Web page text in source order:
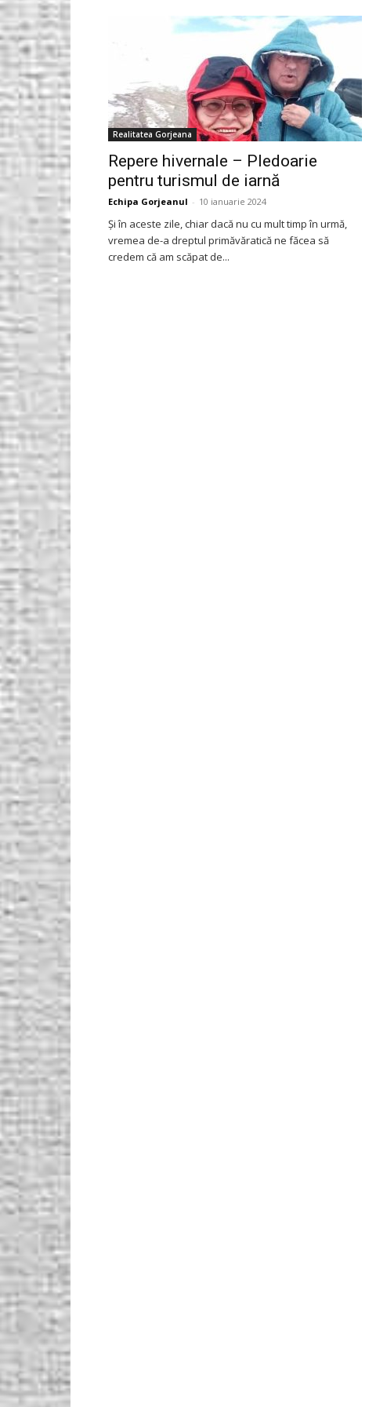
Gorjeanul.ro
Realitatea Gorjeana
Repere hivernale – Pledoarie
pentru turismul de iarnă
Echipa Gorjeanul - 10 ianuarie 2024
Şi în aceste zile, chiar dacă nu cu mult timp în urmă,
vremea de-a dreptul primăvăratică ne făcea să
credem că am scăpat de...